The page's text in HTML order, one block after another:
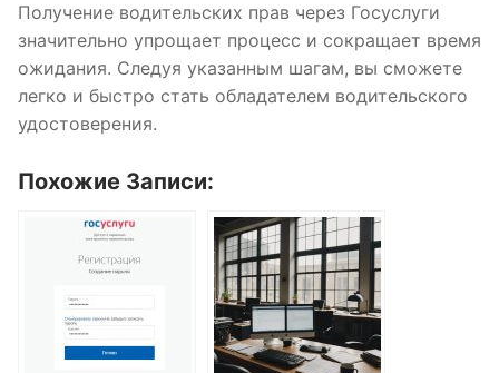
Получение водительских прав через Госуслуги
значительно упрощает процесс и сокращает время
ожидания. Следуя указанным шагам, вы сможете
легко и быстро стать обладателем водительского
удостоверения.
Похожие Записи: